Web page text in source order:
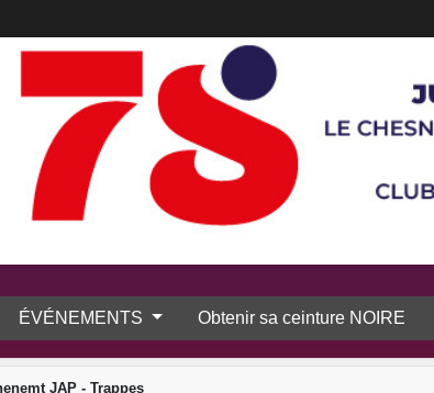
ÉVÉNEMENTS Obtenir sa ceinture NOIRE
JAP - Trappes